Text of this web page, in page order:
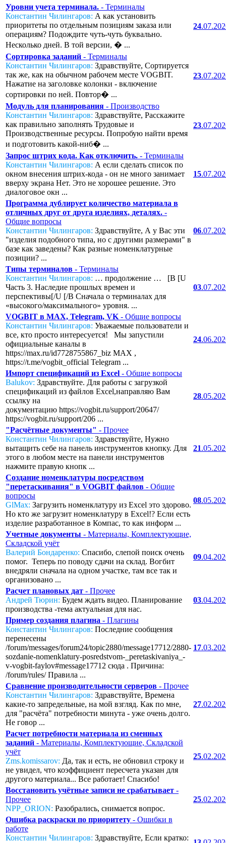
Уровни учета терминала. - Терминалы
Константин Чилингаров: А как установить
приоритеты по отдельным позициям заказа или
операциям? Подождите чуть-чуть буквально.
Несколько дней. В той версии, � ...
24
Сортировка заданий - Терминалы
Константин Чилингаров: Здравствуйте, Сортируется
так же, как на обычном рабочем месте VOGBIT.
Нажатие на заголовке колонки - включение
сортировки по ней. Повтор� ...
23
Модуль для планирования - Производство
Константин Чилингаров: Здравствуйте, Расскажите
как правильно заполнять Трудовые и
Производственные ресурсы. Попробую найти время
и подготовить какой-ниб� ...
23
Запрос штрих кода. Как отключить. - Терминалы
Константин Чилингаров: А если сделать список по
окном внесения штрих-кода - он не много занимает
вверху экрана Нет. Это не хорошее решение. Это
диалоговое окн ...
15
Программа дублирует количество материала в
отличных друг от друга изделиях, деталях. -
Общие вопросы
Константин Чилингаров: Здравствуйте, А у Вас эти
"изделия подобного типа, но с другими размерами" в
базе как заведены? Как разные номенклатурные
позиции? ...
06
Типы терминалов - Терминалы
Константин Чилингаров: … продолжение … [B [U
Часть 3. Наследие прошлых времен и
перспективы[/U [/B Сначала о терминалах для
«высокого/максимального» уровня. ...
03
VOGBIT в MAX, Telegram, VK - Общие вопросы
Константин Чилингаров: Уважаемые пользователи и
все, кто просто интересуется! Мы запустили
официальные каналы в
https://max.ru/id7728755867_biz MAX ,
https://t.me/vogbit_official Telegram ...
24
Импорт спецификаций из Excel - Общие вопросы
Balukov: Здравствуйте. Для работы с загрузкой
спецификаций из файлов Excel,направляю Вам
ссылку на
документацию https://vogbit.ru/support/20647/
https://vogbit.ru/support/206 ...
28
"Расчётные документы" - Прочее
Константин Чилингаров: Здравствуйте, Нужно
вытащить себе на панель инструментов кнопку. Для
этого в любом месте на панели инструментов
нажмите правую кнопк ...
21
Создание номенклатуры посредством
"перетаскивания" в VOGBIT файлов - Общие
вопросы
GlMax: Загрузить номенклатуру из Excel это здорово.
Но кто же загрузит номенклатуру в Excel!? Если есть
изделие разработанное в Компас, то как информ ...
08
Учетные документы - Материалы, Комплектующие,
Складской учёт
Валерий Бондаренко: Спасибо, слепой поиск очень
помог. Теперь по поводу сдачи на склад. Вогбит
внедряли сначала на одном участке, там все так и
организовано ...
09
Расчет плановых дат - Прочее
Андрей Тюрин: Будем ждать видео. Планирование
производства -тема актуальная для нас.
03
Пример создания плагина - Плагины
Константин Чилингаров: Последние сообщения
перенесены
/forum/messages/forum24/topic2880/message17712/2880-
sozdanie-nomenklatury-posredstvom-_peretaskivaniya_-
v-vogbit-faylov#message17712 сюда . Причина:
/forum/rules/ Правила ...
17
Сравнение производительности серверов - Прочее
Константин Чилингаров: Здравствуйте, Времена
какие-то запредельные, на мой взгляд. Как по мне,
для "расчёта" потребности минута - уже очень долго.
Не говор ...
27
Расчет потребности материала из сменных
заданий - Материалы, Комплектующие, Складской
учёт
Zms.komissarov: Да, так и есть, не обновил строку и
не увидел, что коэффициент пересчета указан для
другого материала... Все работает! Спасибо!
25
Восстановить учётные записи не срабатывает -
Прочее
NPP_ORION: Разобрались, снимается вопрос.
25
Ошибка раскраски по приоритету - Ошибки в
работе
Константин Чилингаров: Здравствуйте, Если кратко: